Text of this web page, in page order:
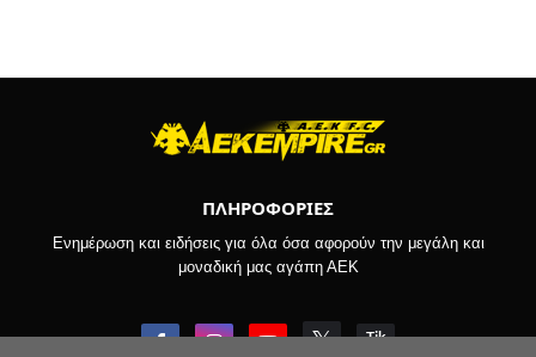
ΠΛΗΡΟΦΟΡΙΕΣ
Ενημέρωση και ειδήσεις για όλα όσα αφορούν την μεγάλη και
μοναδική μας αγάπη ΑΕΚ